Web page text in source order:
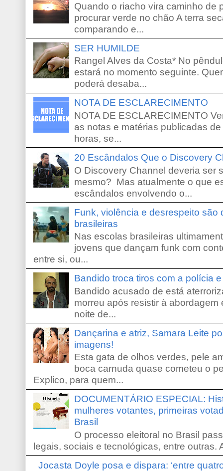
Quando o riacho vira caminho de
procurar verde no chão A terra
comparando e...
SER HUMILDE
Rangel Alves da Costa* No
estará no momento seguinte.
poderá desaba...
NOTA DE ESCLARECIMENTO
NOTA DE ESCLARECIMENTO
as notas e matérias publicadas
horas, se...
20 Escândalos Que o Discovery
O Discovery Channel deveria ser
mesmo? Mas atualmente o que
escândalos envolvendo o...
Funk, violência e desrespeito são
brasileiras
Nas escolas brasileiras
jovens que dançam funk com
entre si, ou...
Bandido troca tiros com a polícia
Bandido acusado de está
morreu após resistir à
noite de...
Dançarina e atriz, Samara Leite
imagens!
Esta gata de olhos verdes, pele
boca carnuda quase cometeu o
Explico, para quem...
DOCUMENTÁRIO ESPECIAL:
mulheres votantes, primeiras
Brasil
O processo eleitoral no Brasil
legais, sociais e tecnológicas, entre outras.
Jocasta Doyle posa e dispara: ‘entre